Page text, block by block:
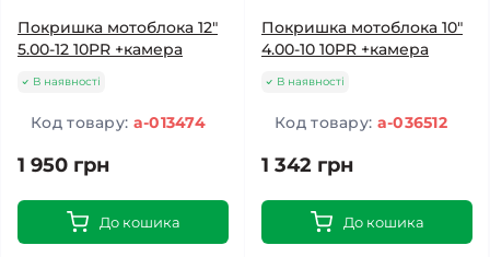
Покришка мотоблока 12"
5.00-12 10PR +камера
В наявності
Код товару: a-013474
1 950 грн
До кошика
Покришка мотоблока 10"
4.00-10 10PR +камера
В наявності
Код товару: a-036512
1 342 грн
До кошика